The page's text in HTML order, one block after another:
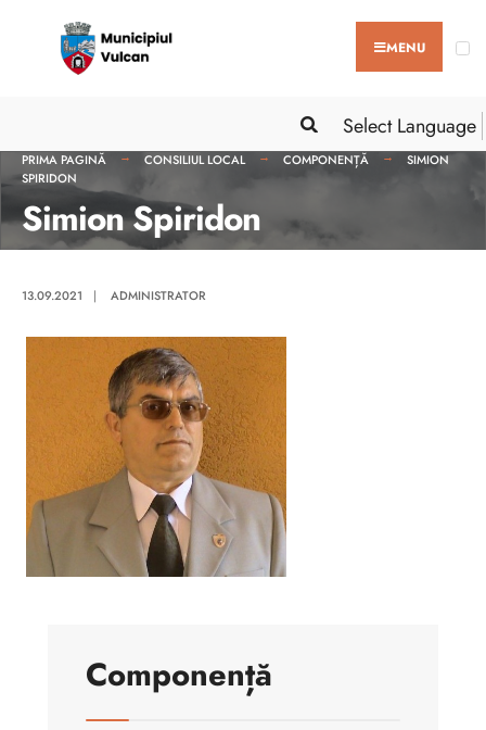
MENU
Select Language
PRIMA PAGINĂ CONSILIUL LOCAL COMPONENȚĂ
SIMION
SPIRIDON
Simion Spiridon
13.09.2021 | ADMINISTRATOR
Componență